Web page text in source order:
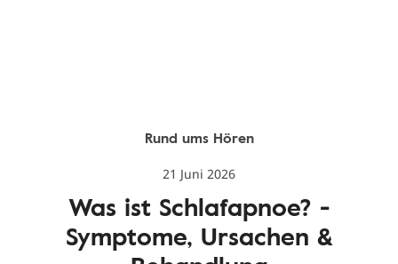
Rund ums Hören
21 Juni 2026
Was ist Schlafapnoe? -
Symptome, Ursachen &